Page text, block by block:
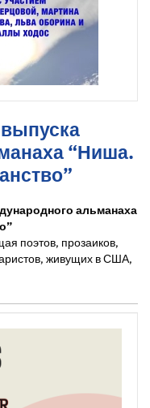
“Ниша.
альманаха
поэтов, прозаиков,
живущих в США,